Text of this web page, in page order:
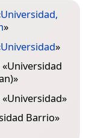
Universidad,
»
Universidad»
«Universidad
»
«Universidad»
Barrio»